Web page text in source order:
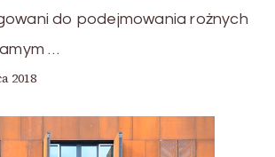
do podejmowania rożnych
…
2018